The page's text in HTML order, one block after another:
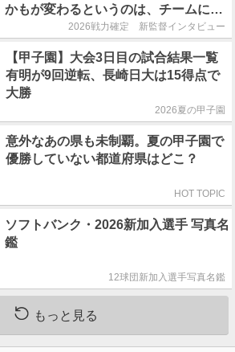
かもが変わるというのは、チームにと
って良くないことなんです」
2026戦力確定 新監督インタビュー
【甲子園】大会3日目の試合結果一覧
有明が9回逆転、長崎日大は15得点で
大勝
2026夏の甲子園
意外なあの県も未制覇。夏の甲子園で
優勝していない都道府県はどこ？
HOT TOPIC
ソフトバンク・2026新加入選手 写真名
鑑
12球団新加入選手写真名鑑
もっと見る